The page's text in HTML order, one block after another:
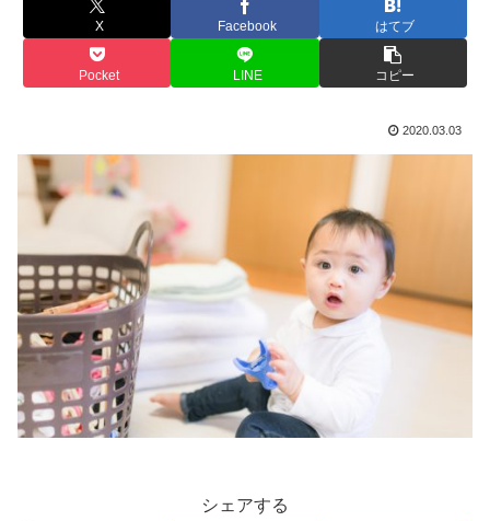
X Facebook はてブ
Pocket LINE コピー
2020.03.03
シェアする